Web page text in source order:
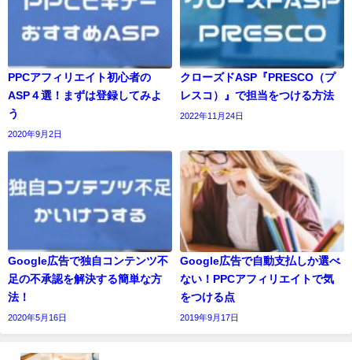
PPCアフィリエイト初心者の
ASP４選！まずは登録してみよ
う
2020年9月2日
クローズドASP『PRESCO（プ
レスコ）』で担当をつける方法
2022年11月24日
Google広告で独自コンテンツ不
足の不承認を解決する簡単な方
法！
2020年5月16日
Google広告で自動支払しか選べ
ない！PPCアフィリエイトで気
をつける点
2019年9月17日